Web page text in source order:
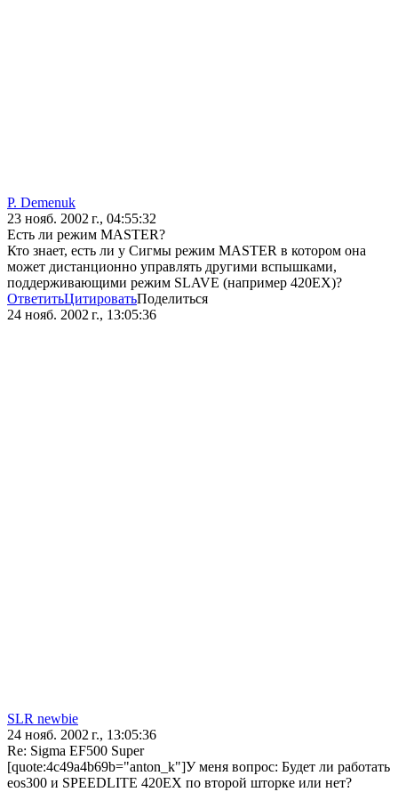
P. Demenuk
23 нояб. 2002 г., 04:55:32
Есть ли режим MASTER?
Кто знает, есть ли у Сигмы режим MASTER в котором она
может дистанционно управлять другими вспышками,
поддерживающими режим SLAVE (например 420EX)?
ОтветитьЦитироватьПоделиться
24 нояб. 2002 г., 13:05:36
SLR newbie
24 нояб. 2002 г., 13:05:36
Re: Sigma EF500 Super
[quote:4c49a4b69b="anton_k"]У меня вопрос: Будет ли работать
eos300 и SPEEDLITE 420EX по второй шторке или нет?